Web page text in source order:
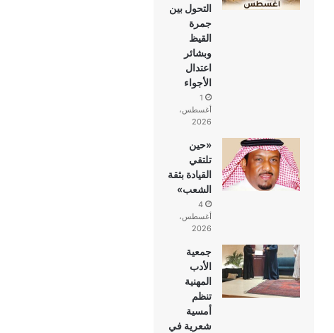
التحول بين
جمرة
القيظ
وبشائر
اعتدال
الأجواء
1
أغسطس،
2026
«حين
تلتقي
القيادة بثقة
الشعب»
4
أغسطس،
2026
جمعية
الأدب
المهنية
تنظم
أمسية
شعرية في